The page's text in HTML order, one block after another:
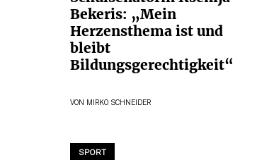
Bekeris: „Mein
Herzensthema ist und
bleibt
Bildungsgerechtigkeit“
VON MIRKO SCHNEIDER
SPORT